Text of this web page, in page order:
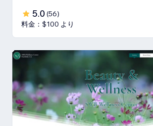
5.0 (56)
料金：$100 より